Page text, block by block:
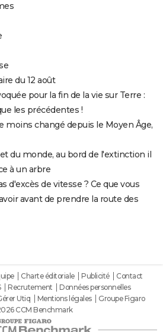
du 12 août
pour la fin de la vie sur Terre :
les précédentes !
moins changé depuis le Moyen Âge,
du monde, au bord de l'extinction il
à un arbre
d'excès de vitesse ? Ce que vous
avant de prendre la route des
Charte éditoriale Publicité
Contact
Recrutement
Données personnelles
Utiq Mentions légales
Groupe Figaro
CCM Benchmark